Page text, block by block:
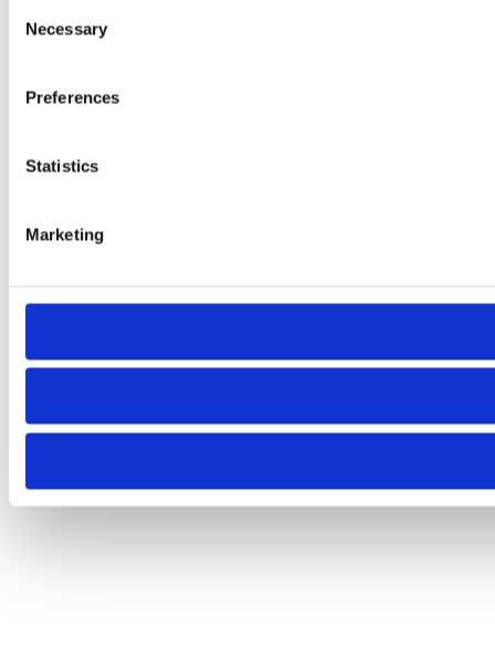
Selection
Necessary
Preferences
Statistics
Marketing